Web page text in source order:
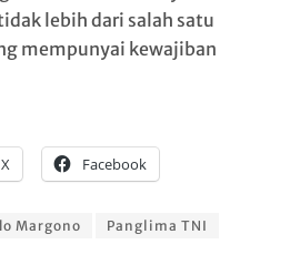
lebih dari salah satu
mempunyai kewajiban
X Facebook
Margono Panglima TNI